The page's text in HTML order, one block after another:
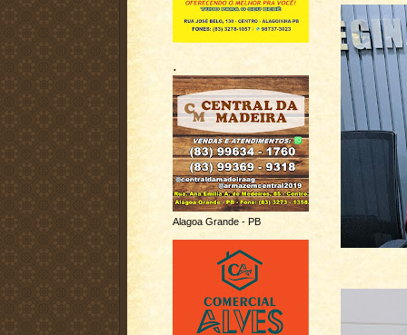
.
Alagoa Grande - PB